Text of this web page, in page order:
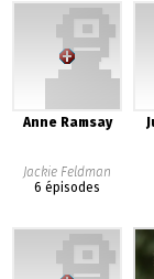
Anne Ramsay
Jackie Feldman
6 épisodes